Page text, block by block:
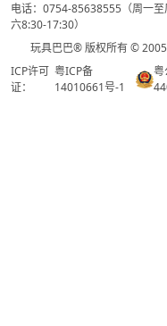
电话：0754-85638555（周一至
六8:30-17:30）
玩具巴巴® 版权所有 ©
ICP许可
证：
粤ICP备
14010661号-1
粤